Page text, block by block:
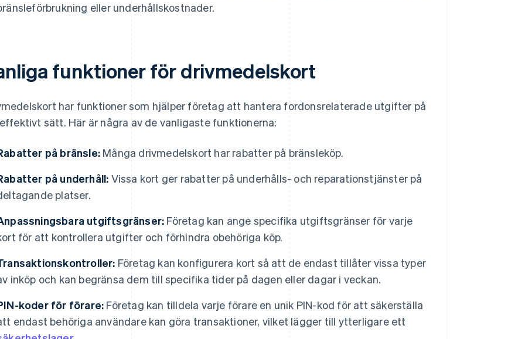
eller underhållskostnader.
funktioner för drivmedelskort
har funktioner som hjälper företag att hantera fordonsrelaterade utgifter på
sätt. Här är några av de vanligaste funktionerna:
på bränsle: Många drivmedelskort har rabatter på bränsleköp.
på underhåll: Vissa kort ger rabatter på underhålls- och reparationstjänster på
platser.
utgiftsgränser: Företag kan ange specifika utgiftsgränser för varje
för att kontrollera utgifter och förhindra obehöriga köp.
Företag kan konfigurera kort så att de endast tillåter vissa typer
inköp och kan begränsa dem till specifika tider på dagen eller dagar i veckan.
koder för förare: Företag kan tilldela varje förare en unik PIN-kod för att säkerställa
endast behöriga användare kan göra transaktioner, vilket lägger till ytterligare ett